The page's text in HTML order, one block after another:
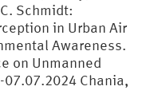
Schmidt:
in Urban Air
Awareness.
on Unmanned
Chania,